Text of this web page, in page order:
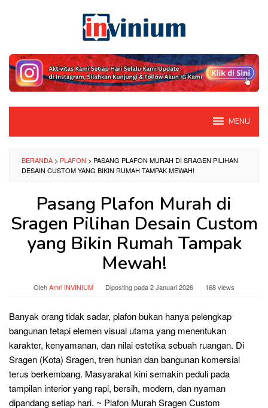
MENU
BERANDA > PLAFON > PASANG PLAFON MURAH DI SRAGEN PILIHAN
DESAIN CUSTOM YANG BIKIN RUMAH TAMPAK MEWAH!
Pasang Plafon Murah di
Sragen Pilihan Desain Custom
yang Bikin Rumah Tampak
Mewah!
OlehAmri INVINIUM Diposting pada2 Januari 2026 168 views
Banyak orang tidak sadar, plafon bukan hanya pelengkap
bangunan tetapi elemen visual utama yang menentukan
karakter, kenyamanan, dan nilai estetika sebuah ruangan. Di
Sragen (Kota) Sragen, tren hunian dan bangunan komersial
terus berkembang. Masyarakat kini semakin peduli pada
tampilan interior yang rapi, bersih, modern, dan nyaman
dipandang setiap hari. ~ Plafon Murah Sragen Custom